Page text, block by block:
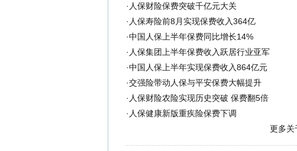
· 人保财险保费突破千亿元大关
· 人保寿险前8月实现保费收入364亿
·中国人保上半年保费同比增长14%
· 人保集团上半年保费收入跃居行业亚军
·中国人保上半年实现保费收入864亿元
·交强险带动人保与平安保费大幅提升
· 人保财险农险实现历史突破 保费翻5倍
· 人保健康新版重疾险保费下调
更多关